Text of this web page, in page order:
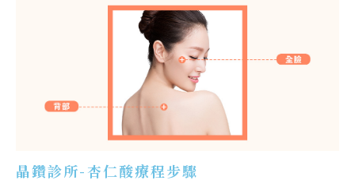
晶鑽診所-杏仁酸療程步驟